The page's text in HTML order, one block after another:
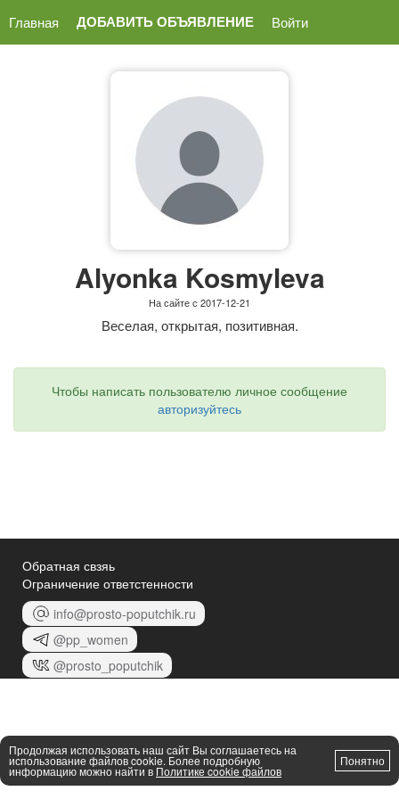
Главная ДОБАВИТЬ ОБЪЯВЛЕНИЕ Войти
Alyonka Kosmyleva
На сайте с 2017-12-21
Веселая, открытая, позитивная.
Чтобы написать пользователю личное сообщение
авторизуйтесь
Обратная свзяь
Ограничение ответстенности
info@prosto-poputchik.ru
@pp_women
@prosto_poputchik
Продолжая использовать наш сайт Вы соглашаетесь на
использование файлов cookie. Более подробную
информацию можно найти в Политике cookie файлов
Понятно